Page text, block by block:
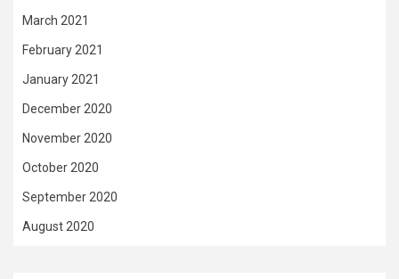
March 2021
February 2021
January 2021
December 2020
November 2020
October 2020
September 2020
August 2020